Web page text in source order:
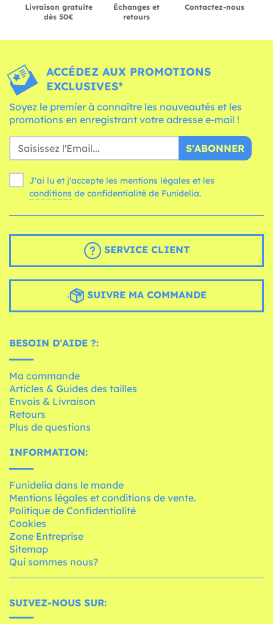
Livraison gratuite
dès 50€
Échanges et
retours
Contactez-nous
ACCÉDEZ AUX PROMOTIONS
EXCLUSIVES*
Soyez le premier à connaître les nouveautés et les
promotions en enregistrant votre adresse e-mail !
S'ABONNER
J'ai lu et j'accepte les mentions légales et les
conditions de confidentialité de Funidelia.
SERVICE CLIENT
SUIVRE MA COMMANDE
BESOIN D'AIDE ?:
Ma commande
Articles & Guides des tailles
Envois & Livraison
Retours
Plus de questions
INFORMATION:
Funidelia dans le monde
Mentions légales et conditions de vente.
Politique de Confidentialité
Cookies
Zone Entreprise
Sitemap
Qui sommes nous?
SUIVEZ-NOUS SUR: